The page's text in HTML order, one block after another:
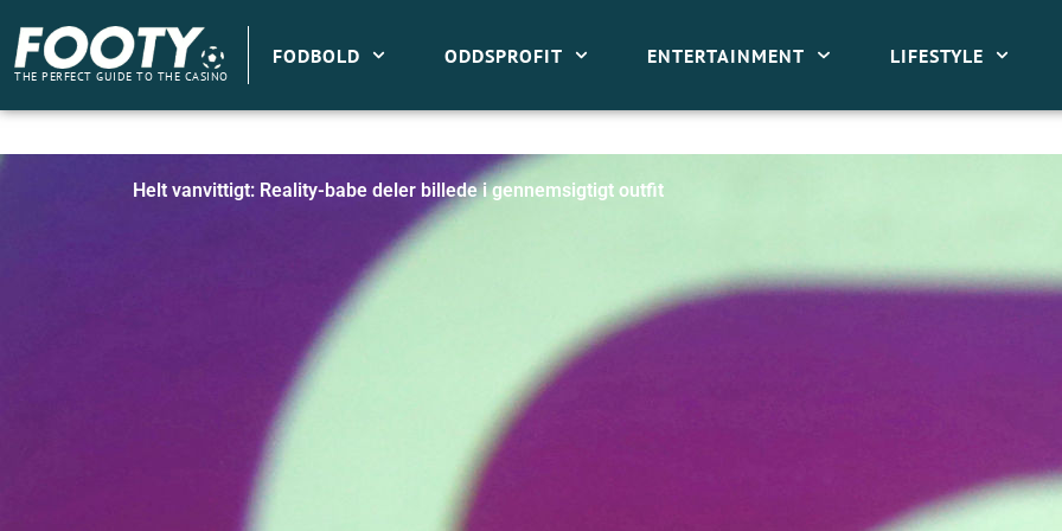
indholdet
THE PERFECT GUIDE TO THE CASINO
FODBOLD ODDSPROFIT ENTERTAINMENT LIFESTYLE
Helt vanvittigt: Reality-babe deler billede i gennemsigtigt outfit